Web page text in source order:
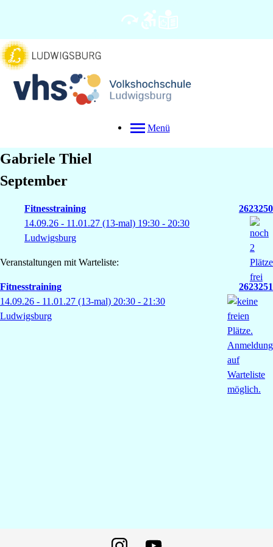
Menü
Gabriele Thiel
September
Fitnesstraining
2623250
14.09.26 - 11.01.27 (13-mal) 19:30 - 20:30
Ludwigsburg
Veranstaltungen mit Warteliste:
Fitnesstraining
2623251
14.09.26 - 11.01.27 (13-mal) 20:30 - 21:30
Ludwigsburg